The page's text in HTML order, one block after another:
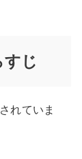
じ
れていま